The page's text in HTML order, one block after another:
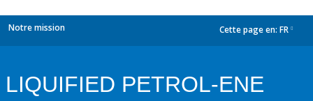
Notre mission Cette page en: FR
LIQUIFIED PETROL-ENE